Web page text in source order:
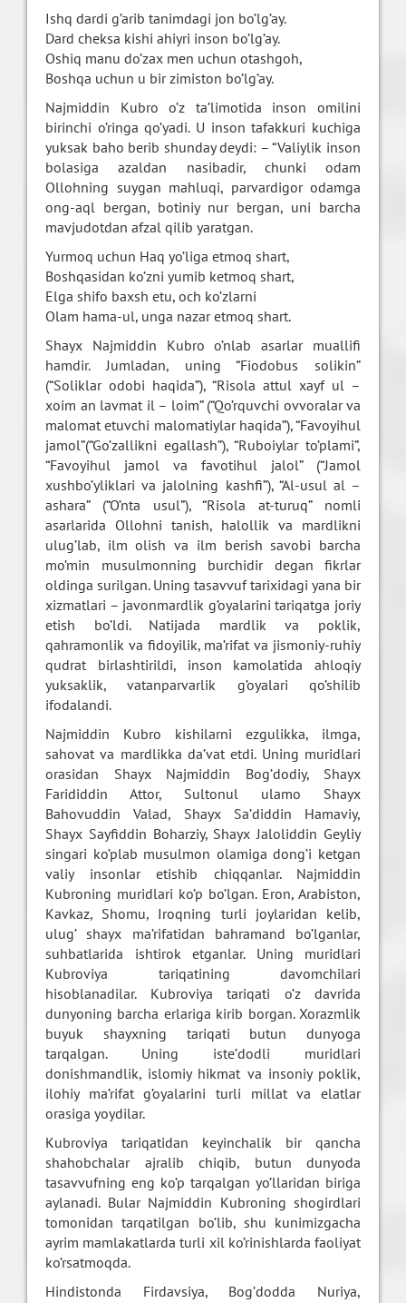
Ishq dardi g’arib tanimdagi jon bo’lg’ay.
Dard cheksa kishi ahiyri inson bo’lg’ay.
Oshiq manu do’zax men uchun otashgoh,
Boshqa uchun u bir zimiston bo’lg’ay.
Najmiddin Kubro o’z ta’limotida inson omilini
birinchi o’ringa qo’yadi. U inson tafakkuri kuchiga
yuksak baho berib shunday deydi: – “Valiylik inson
bolasiga azaldan nasibadir, chunki odam
Ollohning suygan mahluqi, parvardigor odamga
ong-aql bergan, botiniy nur bergan, uni barcha
mavjudotdan afzal qilib yaratgan.
Yurmoq uchun Haq yo’liga etmoq shart,
Boshqasidan ko’zni yumib ketmoq shart,
Elga shifo baxsh etu, och ko’zlarni
Olam hama-ul, unga nazar etmoq shart.
Shayx Najmiddin Kubro o’nlab asarlar muallifi
hamdir. Jumladan, uning “Fiodobus solikin”
(“Soliklar odobi haqida”), “Risola attul xayf ul –
xoim an lavmat il – loim” (“Qo’rquvchi ovvoralar va
malomat etuvchi malomatiylar haqida”), “Favoyihul
jamol”(“Go’zallikni egallash”), “Ruboiylar to’plami”,
“Favoyihul jamol va favotihul jalol” (“Jamol
xushbo’yliklari va jalolning kashfi”), “Al-usul al –
ashara” (“O’nta usul”), “Risola at-turuq” nomli
asarlarida Ollohni tanish, halollik va mardlikni
ulug’lab, ilm olish va ilm berish savobi barcha
mo’min musulmonning burchidir degan fikrlar
oldinga surilgan. Uning tasavvuf tarixidagi yana bir
xizmatlari – javonmardlik g’oyalarini tariqatga joriy
etish bo’ldi. Natijada mardlik va poklik,
qahramonlik va fidoyilik, ma’rifat va jismoniy-ruhiy
qudrat birlashtirildi, inson kamolatida ahloqiy
yuksaklik, vatanparvarlik g’oyalari qo’shilib
ifodalandi.
Najmiddin Kubro kishilarni ezgulikka, ilmga,
sahovat va mardlikka da’vat etdi. Uning muridlari
orasidan Shayx Najmiddin Bog’dodiy, Shayx
Farididdin Attor, Sultonul ulamo Shayx
Bahovuddin Valad, Shayx Sa’diddin Hamaviy,
Shayx Sayfiddin Boharziy, Shayx Jaloliddin Geyliy
singari ko’plab musulmon olamiga dong’i ketgan
valiy insonlar etishib chiqqanlar. Najmiddin
Kubroning muridlari ko’p bo’lgan. Eron, Arabiston,
Kavkaz, Shomu, Iroqning turli joylaridan kelib,
ulug’ shayx ma’rifatidan bahramand bo’lganlar,
suhbatlarida ishtirok etganlar. Uning muridlari
Kubroviya tariqatining davomchilari
hisoblanadilar. Kubroviya tariqati o’z davrida
dunyoning barcha erlariga kirib borgan. Xorazmlik
buyuk shayxning tariqati butun dunyoga
tarqalgan. Uning iste’dodli muridlari
donishmandlik, islomiy hikmat va insoniy poklik,
ilohiy ma’rifat g’oyalarini turli millat va elatlar
orasiga yoydilar.
Kubroviya tariqatidan keyinchalik bir qancha
shahobchalar ajralib chiqib, butun dunyoda
tasavvufning eng ko’p tarqalgan yo’llaridan biriga
aylanadi. Bular Najmiddin Kubroning shogirdlari
tomonidan tarqatilgan bo’lib, shu kunimizgacha
ayrim mamlakatlarda turli xil ko’rinishlarda faoliyat
ko’rsatmoqda.
Hindistonda Firdavsiya, Bog’dodda Nuriya,